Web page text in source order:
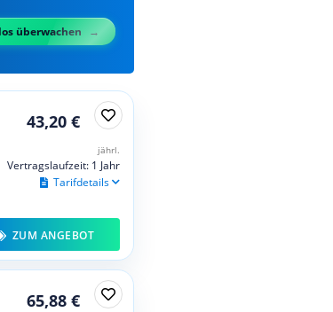
überwachen
43,20 €
jährl.
Vertragslaufzeit: 1 Jahr
Tarifdetails
ZUM ANGEBOT
65,88 €